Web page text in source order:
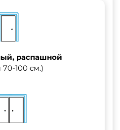
распашной
100 см.)